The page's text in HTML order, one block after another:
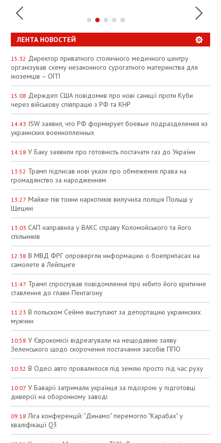
ЛЕНТА НОВОСТЕЙ
15:32 Директор приватного столичного медичного центру
організував схему незаконного сурогатного материнства для
іноземців – ОГП
15:08 Держдеп США повідомив про нові санкції проти Куби
через військову співпрацю з РФ та КНР
14:43 ISW заявил, что РФ формирует боевые подразделения из
украинских военнопленных
14:18 У Баку заявили про готовність постачати газ до України
13:52 Трамп підписав нові укази про обмеження права на
громадянство за народженням
13:27 Майже пів тонни наркотиків вилучила поліція Польщі у
Щецині
13:03 САП направила у ВАКС справу Коломойського та його
спільників
12:38 В МВД ФРГ опровергли информацию о боеприпасах на
самолете в Лейпциге
11:47 Трамп спростував повідомлення про нібито його критичне
ставлення до глави Пентагону
11:23 В польском Сейме выступают за депортацию украинских
мужчин
10:58 У Єврокомісії відреагували на нещодавню заяву
Зеленського щодо скорочення постачання засобів ППО
10:32 В Одесі авто провалилося під землю просто під час руху
10:07 У Баварії затримали українця за підозрою у підготовці
диверсії на оборонному заводі
09:18 Ліга конференцій: "Динамо" перемогло "Карабах" у
кваліфікації Q3